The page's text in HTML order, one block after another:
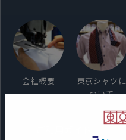
会社概要
東京シャツに
ついて